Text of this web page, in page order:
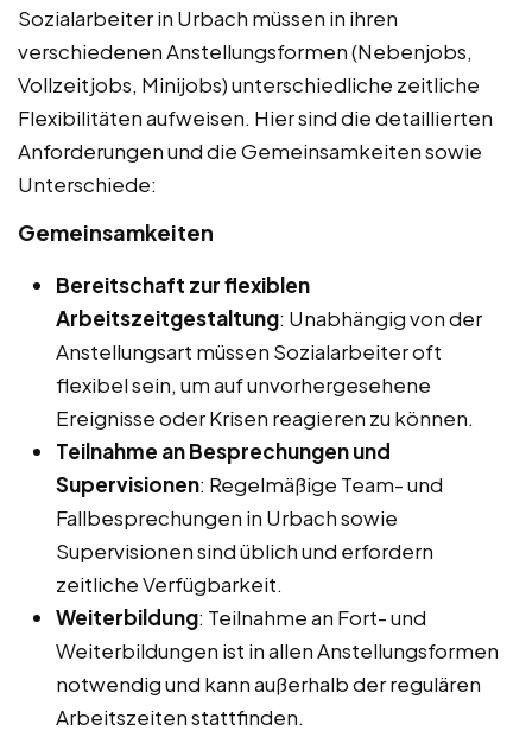
Sozialarbeiter in Urbach müssen in ihren
verschiedenen Anstellungsformen (Nebenjobs,
Vollzeitjobs, Minijobs) unterschiedliche zeitliche
Flexibilitäten aufweisen. Hier sind die detaillierten
Anforderungen und die Gemeinsamkeiten sowie
Unterschiede:
Gemeinsamkeiten
Bereitschaft zur flexiblen
Arbeitszeitgestaltung: Unabhängig von der
Anstellungsart müssen Sozialarbeiter oft
flexibel sein, um auf unvorhergesehene
Ereignisse oder Krisen reagieren zu können.
Teilnahme an Besprechungen und
Supervisionen: Regelmäßige Team- und
Fallbesprechungen in Urbach sowie
Supervisionen sind üblich und erfordern
zeitliche Verfügbarkeit.
Weiterbildung: Teilnahme an Fort- und
Weiterbildungen ist in allen Anstellungsformen
notwendig und kann außerhalb der regulären
Arbeitszeiten stattfinden.